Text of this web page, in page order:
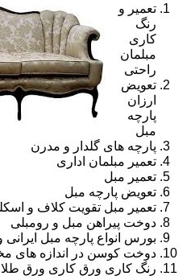
تعمیر و
رنگ
کاری
مبلمان
راحتی
تعویض
ارزان
پارچه
مبل
پارچه های گلدار و مدرن
تعمیر مبلمان اداری
تعمیر مبل
تعویض پارچه مبل
تعمیر مبل تقویت کلاف و
دوخت پیراهن مبل و رومبلی
بورس انواع پارچه مبل ایرانی
دوخت کوسن در اندازه های
رنگ کاری ورق کاری ورق طلا